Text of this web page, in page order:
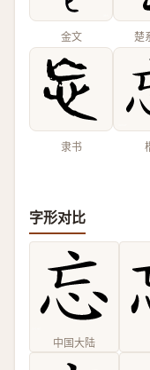
金文 楚
隶书
字形对比
中国大陆